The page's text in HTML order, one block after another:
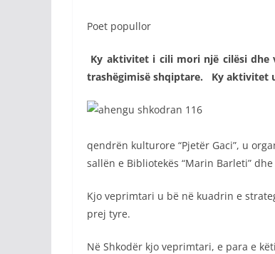
Poet popullor
Ky aktivitet i cili mori një cilësi
trashëgimisë shqiptare.
Ky aktivitet
qendrën kulturore “Pjetër Gaci”, u
sallën e Bibliotekës “Marin Barleti”
Kjo veprimtari u bë në kuadrin e
prej tyre.
Në Shkodër kjo veprimtari, e para e